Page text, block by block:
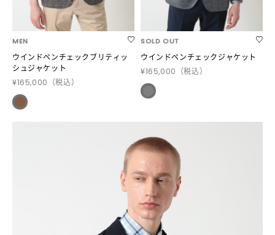
MEN
ウインドペンチェックブリティッ
シュジャケット
¥165,000 （税込）
SOLD OUT
ウインドペンチェックジャケット
¥165,000 （税込）